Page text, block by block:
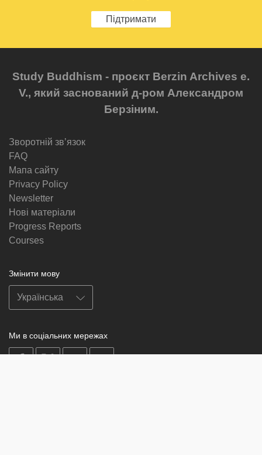
Підтримати
Study Buddhism - проєкт Berzin Archives e.
V., який заснований д-ром Александром
Берзіним.
Зворотній звʼязок
FAQ
Мапа сайту
Privacy Policy
Newsletter
Нові матеріали
Progress Reports
Courses
Змінити мову
Ми в соціальних мережах
on
on
on